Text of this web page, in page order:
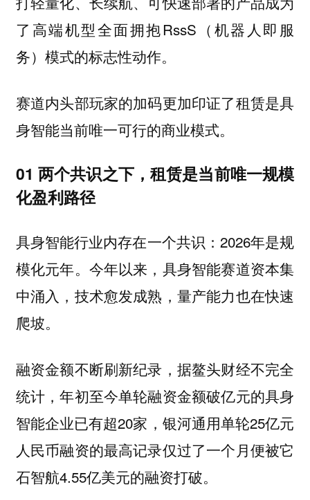
了高端机型全面拥抱RssS（机器人即服
务）模式的标志性动作。
赛道内头部玩家的加码更加印证了租赁是具
身智能当前唯一可行的商业模式。
01 两个共识之下，租赁是当前唯一规模
化盈利路径
具身智能行业内存在一个共识：2026年是规
模化元年。今年以来，具身智能赛道资本集
中涌入，技术愈发成熟，量产能力也在快速
爬坡。
融资金额不断刷新纪录，据鳌头财经不完全
统计，年初至今单轮融资金额破亿元的具身
智能企业已有超20家，银河通用单轮25亿元
人民币融资的最高记录仅过了一个月便被它
石智航4.55亿美元的融资打破。